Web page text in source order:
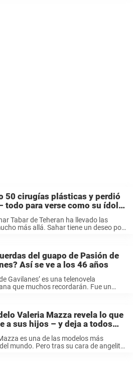
50 cirugías plásticas y perdió
todo para verse como su ídolo
Tabar de Teheran ha llevado las
más allá. Sahar tiene un deseo por
del guapo de Pasión de
Así se ve a los 46 años
Gavilanes’ es una telenovela
que muchos recordarán. Fue un
Valeria Mazza revela lo que
a sus hijos – y deja a todos
es una de las modelos más
mundo. Pero tras su cara de angelito